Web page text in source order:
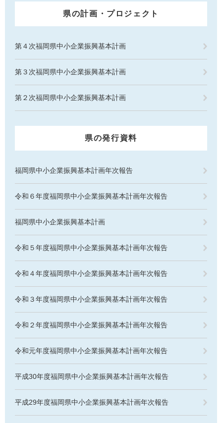
県の計画・プロジェクト
第４次福岡県中小企業振興基本計画
第３次福岡県中小企業振興基本計画
第２次福岡県中小企業振興基本計画
県の発行資料
福岡県中小企業振興基本計画年次報告
令和６年度福岡県中小企業振興基本計画年次報告
福岡県中小企業振興基本計画
令和５年度福岡県中小企業振興基本計画年次報告
令和４年度福岡県中小企業振興基本計画年次報告
令和３年度福岡県中小企業振興基本計画年次報告
令和２年度福岡県中小企業振興基本計画年次報告
令和元年度福岡県中小企業振興基本計画年次報告
平成30年度福岡県中小企業振興基本計画年次報告
平成29年度福岡県中小企業振興基本計画年次報告